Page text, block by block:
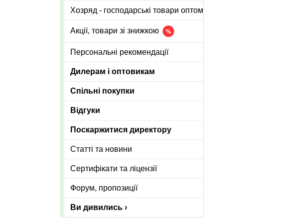
Хозряд - господарські товари оптом
Акції, товари зі знижкою
Персональні рекомендації
Дилерам і оптовикам
Спільні покупки
Відгуки
Поскаржитися директору
Статті та новини
Сертифікати та ліцензії
Форум, пропозиції
Ви дивились ›